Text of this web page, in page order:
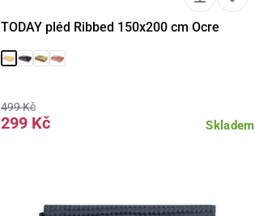
Detail Do košíku
TODAY pléd Ribbed 150x200 cm Ocre
Skladem
499 Kč
299 Kč